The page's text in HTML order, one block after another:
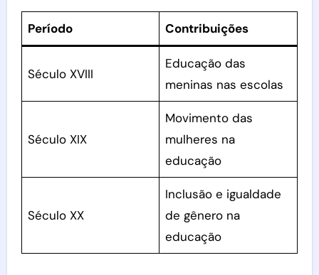
Período Contribuições
Século XVIII
Educação das
meninas nas escolas
Século XIX
Movimento das
mulheres na
educação
Século XX
Inclusão e igualdade
de gênero na
educação